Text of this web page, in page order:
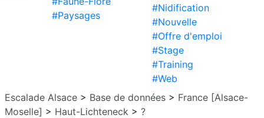
#Paysages
#Nidification
#Nouvelle
#Offre d'emploi
#Stage
#Training
#Web
Escalade Alsace > Base de données > France [Alsace-
Moselle] > Haut-Lichteneck > ?